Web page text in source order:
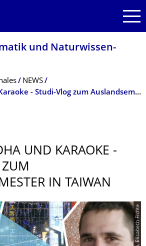
und Natur­wissen­
NEWS
Riesenbuddha und Karaoke - Studi-Vlog zum Auslandsemester in Taiwan
UND KARAOKE -
ZUM
IN TAIWAN